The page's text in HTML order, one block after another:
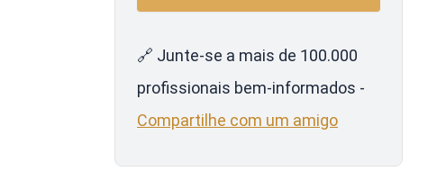
🔗 Junte-se a mais de 100.000
profissionais bem-informados -
Compartilhe com um amigo